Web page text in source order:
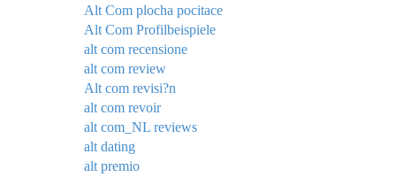
Alt Com plocha pocitace
Alt Com Profilbeispiele
alt com recensione
alt com review
Alt com revisi?n
alt com revoir
alt com_NL reviews
alt dating
alt premio